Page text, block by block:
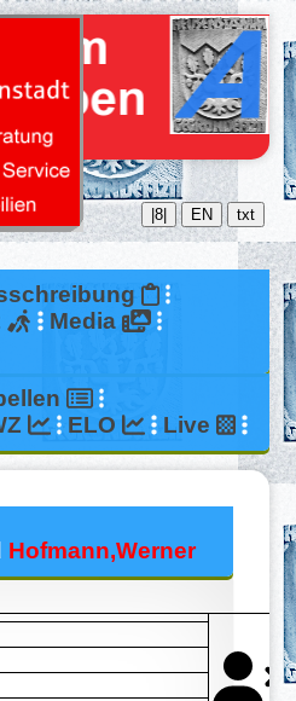
|8| EN txt
Media
ELO Live
Hofmann,Werner